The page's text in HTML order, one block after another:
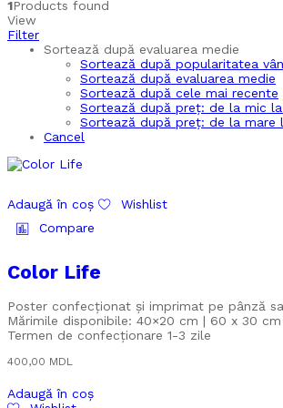
1Products found
View
Filter
Sortează după evaluarea medie
Sortează după popularitatea
Sortează după evaluarea medie
Sortează după cele mai recente
Sortează după preț: de la mic
Sortează după preț: de la mare
Cancel
Adaugă în coș
Wishlist
Compare
Color Life
Poster confecționat și imprimat pe pânză
Mărimile disponibile: 40×20 cm | 60 x 30
Termen de confecționare 1-3 zile
400,00 MDL
Adaugă în coș